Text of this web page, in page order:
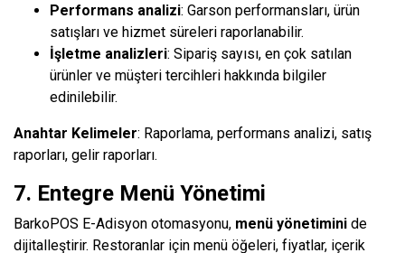
Performans analizi: Garson performansları, ürün
satışları ve hizmet süreleri raporlanabilir.
İşletme analizleri: Sipariş sayısı, en çok satılan
ürünler ve müşteri tercihleri hakkında bilgiler
edinilebilir.
Anahtar Kelimeler: Raporlama, performans analizi, satış
raporları, gelir raporları.
7. Entegre Menü Yönetimi
BarkoPOS E-Adisyon otomasyonu, menü yönetimini de
dijitalleştirir. Restoranlar için menü öğeleri, fiyatlar, içerik